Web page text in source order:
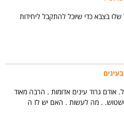
בצבא כדי שיוכל להתקבל ליחידות
אודם גרוד עינים אדומות . הרבה מאוד
. מה לעשות . האם יש לז ה